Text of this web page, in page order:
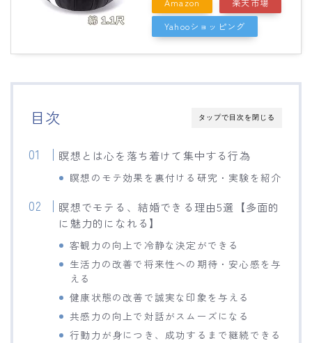
Amazon
楽天市場
Yahooショッピング
タップで目次を閉じる
目次
瞑想とは心を落ち着けて集中する行為
瞑想のモテ効果を裏付ける研究・実験を紹介
瞑想でモテる、結婚できる理由5選【多面的
に魅力的になれる】
客観力の向上で冷静な決定ができる
生活力の改善で将来性への期待・安心感を与
える
健康状態の改善で誠実な印象を与える
共感力の向上で対話がスムーズになる
行動力が身につき、成功するまで継続できる